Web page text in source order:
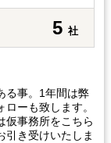
5 社
る事。1年間は弊
ーも致します。
仮事務所をこちら
引き受けいたしま